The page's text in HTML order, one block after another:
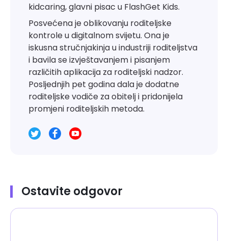
kidcaring, glavni pisac u FlashGet Kids.
Posvećena je oblikovanju roditeljske
kontrole u digitalnom svijetu. Ona je
iskusna stručnjakinja u industriji roditeljstva
i bavila se izvještavanjem i pisanjem
različitih aplikacija za roditeljski nadzor.
Posljednjih pet godina dala je dodatne
roditeljske vodiče za obitelj i pridonijela
promjeni roditeljskih metoda.
Ostavite odgovor